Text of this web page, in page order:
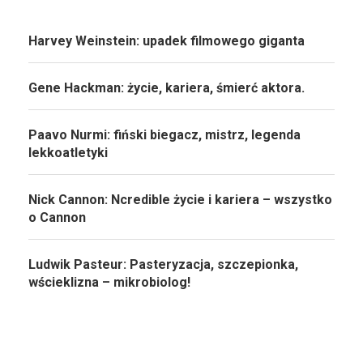
Harvey Weinstein: upadek filmowego giganta
Gene Hackman: życie, kariera, śmierć aktora.
Paavo Nurmi: fiński biegacz, mistrz, legenda
lekkoatletyki
Nick Cannon: Ncredible życie i kariera – wszystko
o Cannon
Ludwik Pasteur: Pasteryzacja, szczepionka,
wścieklizna – mikrobiolog!